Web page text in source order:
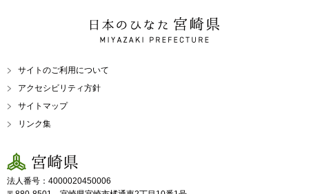
日本のひなた 宮崎県
MIYAZAKI PREFECTURE
サイトのご利用について
アクセシビリティ方針
サイトマップ
リンク集
宮崎県
法人番号：4000020450006